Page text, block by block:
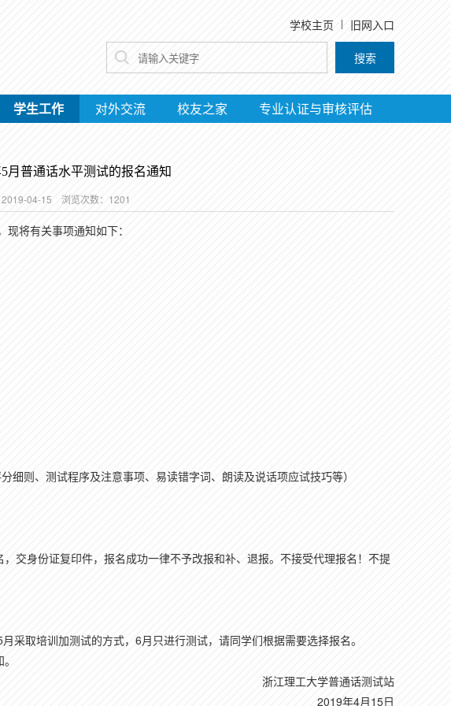
学校主页 旧网入口
搜索
学生工作 对外交流 校友之家 专业认证与审核评估
月普通话水平测试的报名通知
04-15 浏览次数： 1201
将有关事项通知如下：
则、测试程序及注意事项、易读错字词、朗读及说话项应试技巧等）
交身份证复印件，报名成功一律不予改报和补、退报。不接受代理报名！不提
取培训加测试的方式，6月只进行测试，请同学们根据需要选择报名。
浙江理工大学普通话测试站
2019年4月15日